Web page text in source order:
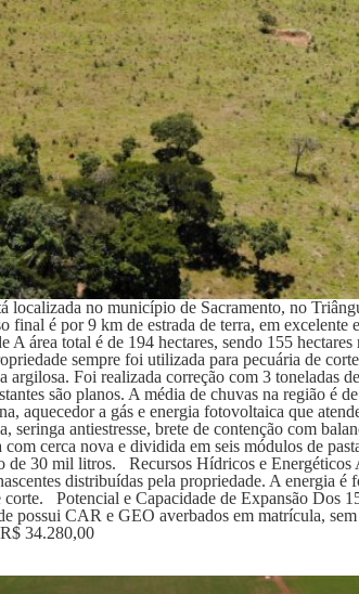
localizada no município de Sacramento, no
é por 9 km de estrada de terra, em excelente
área total é de 194 hectares, sendo 155
sempre foi utilizada para pecuária de
Foi realizada correção com 3 toneladas
são planos. A média de chuvas na região é
aquecedor a gás e energia fotovoltaica que
antiestresse, brete de contenção com
cerca nova e dividida em seis módulos de
30 mil litros. Recursos Hídricos e Energéticos
distribuídas pela propriedade. A energia
Potencial e Capacidade de Expansão Dos
possui CAR e GEO averbados em matrícula,
34.280,00